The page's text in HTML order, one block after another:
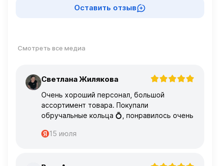
Оставить отзыв
Смотреть все медиа
С Светлана Жилякова
Очень хороший персонал, большой
ассортимент товара. Покупали
обручальные кольца 💍, понравилось очень
15 июля